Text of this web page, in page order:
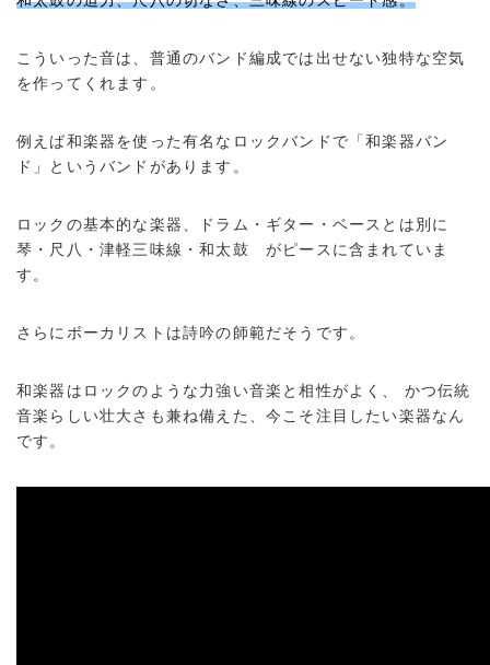
こういった音は、普通のバンド編成では出せない独特な空気
を作ってくれます。
例えば和楽器を使った有名なロックバンドで「和楽器バン
ド」というバンドがあります。
ロックの基本的な楽器、ドラム・ギター・ベースとは別に
琴・尺八・津軽三味線・和太鼓 がピースに含まれていま
す。
さらにボーカリストは詩吟の師範だそうです。
和楽器はロックのような力強い音楽と相性がよく、 かつ伝統
音楽らしい壮大さも兼ね備えた、今こそ注目したい楽器なん
です。